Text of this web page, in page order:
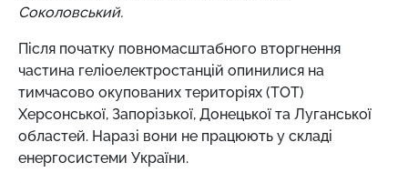
Соколовський.
Після початку повномасштабного вторгнення
частина геліоелектростанцій опинилися на
тимчасово окупованих територіях (ТОТ)
Херсонської, Запорізької, Донецької та Луганської
областей. Наразі вони не працюють у складі
енергосистеми України.